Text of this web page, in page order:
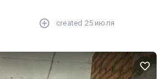
Сіті: Один з
Ірпеня, побудований за
На території та поруч: магазини й
created 25 июля